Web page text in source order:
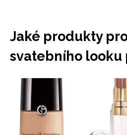
Jaké produkty
svatebního looku